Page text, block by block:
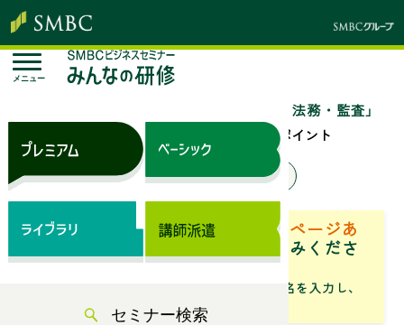
メニュー
セミナー検索
「総務・法務・監査」
リスク管理体制構築のポイント
来場セミナー オンラインセミナー
ベーシック（サブスク）専用ページあ
「専用ページ」からお申込みくださ
い。
「フリーワード」にセミナータイトル名を入力し、
「検索」からお探しください